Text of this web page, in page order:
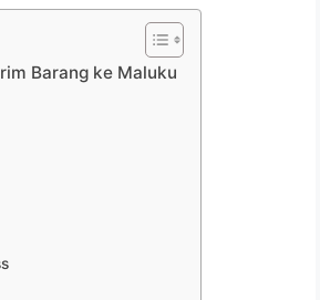
Barang ke Maluku